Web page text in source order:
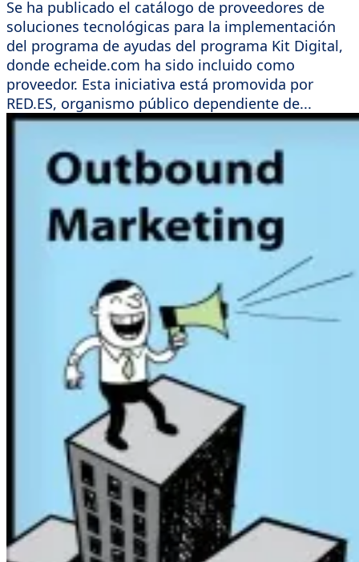
Se ha publicado el catálogo de proveedores de
soluciones tecnológicas para la implementación
del programa de ayudas del programa Kit Digital,
donde echeide.com ha sido incluido como
proveedor. Esta iniciativa está promovida por
RED.ES, organismo público dependiente de...